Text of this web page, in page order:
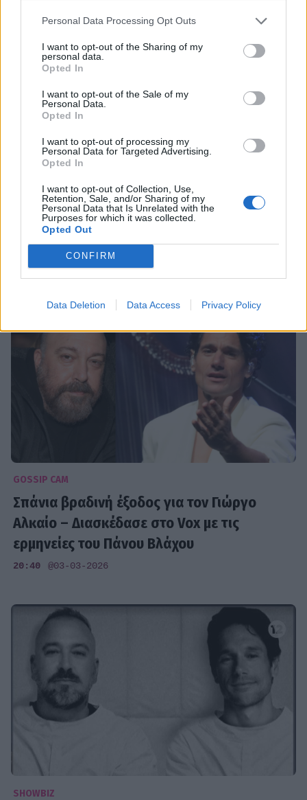
Personal Data Processing Opt Outs
I want to opt-out of the Sharing of my
personal data.
Opted In
I want to opt-out of the Sale of my
Personal Data.
Opted In
I want to opt-out of processing my
Personal Data for Targeted Advertising.
Opted In
I want to opt-out of Collection, Use,
Retention, Sale, and/or Sharing of my
Personal Data that Is Unrelated with the
Purposes for which it was collected.
Opted Out
CONFIRM
Data Deletion Data Access Privacy Policy
SHOWBIZ
Ο Πάνος Βλάχος έκανε... σκηνή την Ερμού &
έγινε καλλιτέχνης του δρόμου! Σάστισαν οι
περαστικοί
@22-04-2026
GOSSIP CAM
Σπάνια βραδινή έξοδος για τον Γιώργο
Αλκαίο – Διασκέδασε στο Vox με τις
ερμηνείες του Πάνου Βλάχου
20:40 @03-03-2026
SHOWBIZ